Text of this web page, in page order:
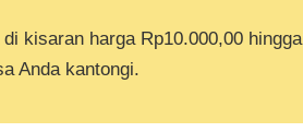
kisaran harga Rp10.000,00 hingga
Anda kantongi.